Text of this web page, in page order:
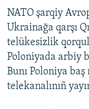
İNSAN AQLARI
VİDEO
SÜRET
BLOGLAR
NATO şarqiy
Ukrainağa qarşı
telükesizlik
Poloniyada arbiy
Bunı Poloniya
telekanalınıñ